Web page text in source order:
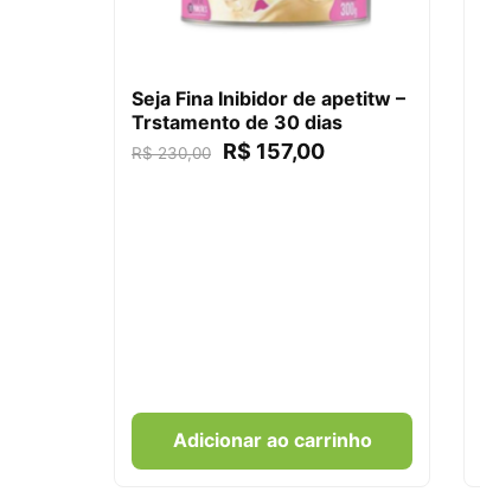
Seja Fina Inibidor de apetitw –
Trstamento de 30 dias
R$230,00 R$ 157,00
Adicionar ao carrinho